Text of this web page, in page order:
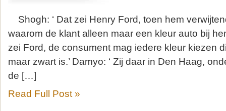
Shogh: ‘ Dat zei Henry Ford, toen hem
waarom de klant alleen maar een kleur auto bij
zei Ford, de consument mag iedere kleur kiezen
maar zwart is.’ Damyo: ‘ Zij daar in Den Haag,
de […]
Read Full Post »